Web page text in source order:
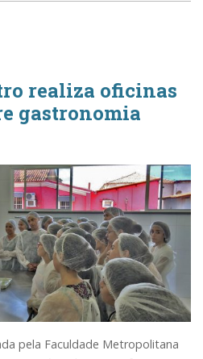
realiza oficinas
gastronomia
pela Faculdade Metropolitana